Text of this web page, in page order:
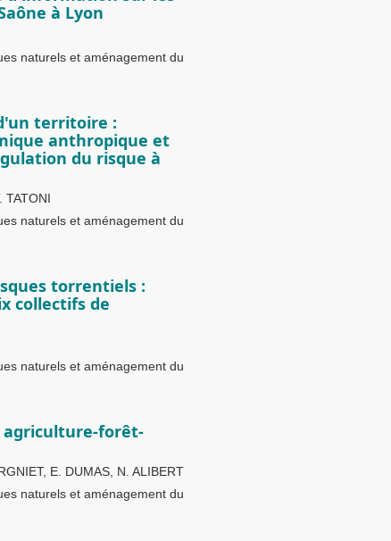
à Lyon
naturels et aménagement du
territoire :
anthropique et
du risque à
TATONI
naturels et aménagement du
torrentiels :
collectifs de
naturels et aménagement du
agriculture-forêt-
E. DUMAS, N. ALIBERT
naturels et aménagement du